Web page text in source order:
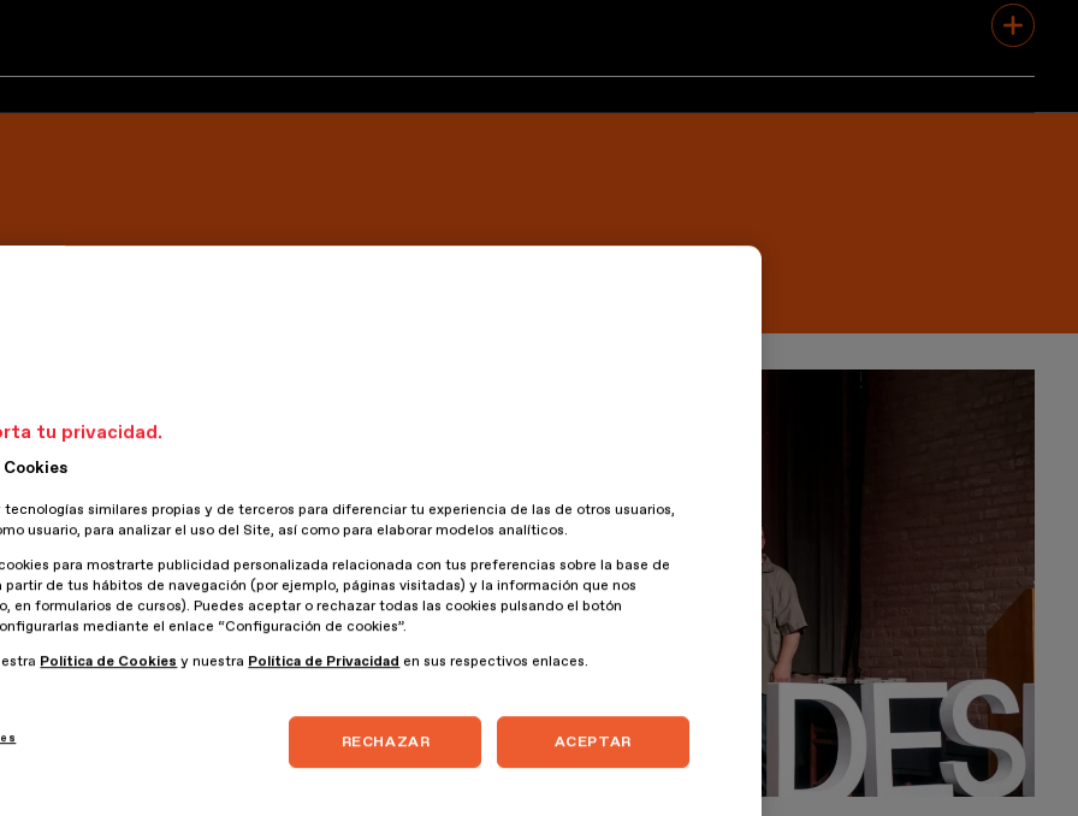
garantiza una selección honesta, inspiradora y profundamente conectada con la realidad del diseño.
están dejando
creativa que
tu privacidad.
similares propias y de terceros para diferenciar tu experiencia de las de otros usuarios,
usuario, para analizar el uso del Site, así como para elaborar modelos analíticos.
para mostrarte publicidad personalizada relacionada con tus preferencias sobre la base de
partir de tus hábitos de navegación (por ejemplo, páginas visitadas) y la información que nos
en formularios de cursos). Puedes aceptar o rechazar todas las cookies pulsando el botón
mediante el enlace “Configuración de cookies”.
Política de Cookies y nuestra Política de Privacidad en sus respectivos enlaces.
RECHAZAR ACEPTAR